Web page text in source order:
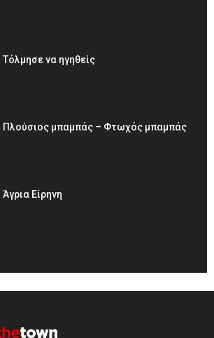
Τόλμησε να ηγηθείς
Πλούσιος μπαμπάς – Φτωχός μπαμπάς
Άγρια Είρηνη